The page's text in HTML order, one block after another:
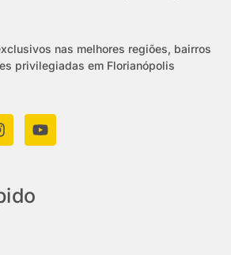
nas melhores regiões, bairros
privilegiadas em Florianópolis